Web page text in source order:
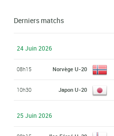
Derniers matchs
24 Juin 2026
08h15 Norvège U-20
10h30 Japon U-20
25 Juin 2026